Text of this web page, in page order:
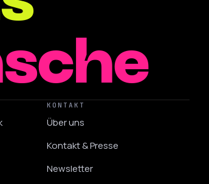
KONTAKT
Über uns
Kontakt & Presse
Newsletter